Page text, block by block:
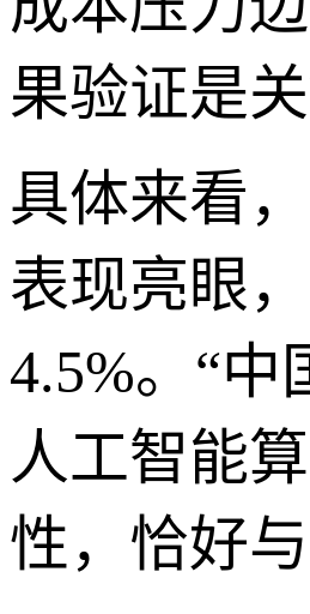
果验证是关
具体来看
表现亮眼
4.5%。“
人工智能
性，恰好